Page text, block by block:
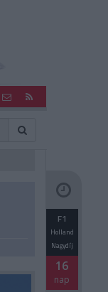
F1
Holland
Nagydíj
16
nap